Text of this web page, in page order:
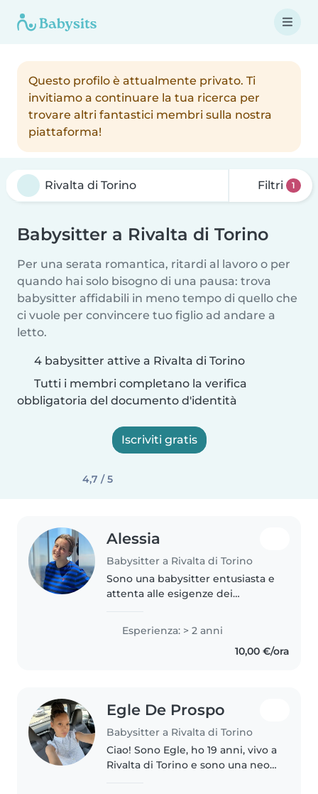
Questo profilo è attualmente privato. Ti
invitiamo a continuare la tua ricerca per
trovare altri fantastici membri sulla nostra
piattaforma!
Filtri 1
Babysitter a Rivalta di Torino
Per una serata romantica, ritardi al lavoro o per
quando hai solo bisogno di una pausa: trova
babysitter affidabili in meno tempo di quello che
ci vuole per convincere tuo figlio ad andare a
letto.
4 babysitter attive a Rivalta di Torino
Tutti i membri completano la verifica
obbligatoria del documento d'identità
Iscriviti gratis
4,7 / 5
Alessia
Babysitter a Rivalta di Torino
Sono una babysitter entusiasta e
attenta alle esigenze dei
anni ed ho esperienza con tutte
le fasce di età, dai piccoli di tre
anni ai ragazzi adolescenti...
Esperienza: > 2 anni
10,00 €/ora
Egle De Prospo
Babysitter a Rivalta di Torino
Ciao! Sono Egle, ho 19 anni, vivo a
Rivalta di Torino e sono una neo